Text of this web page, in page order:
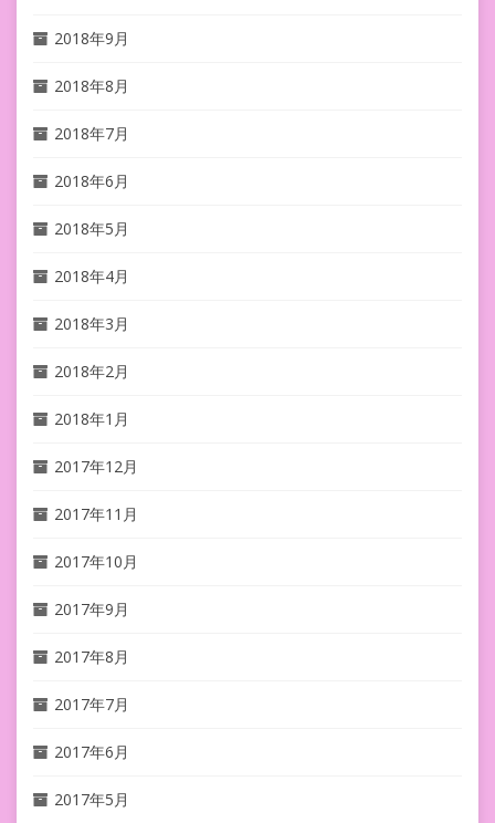
2018年9月
2018年8月
2018年7月
2018年6月
2018年5月
2018年4月
2018年3月
2018年2月
2018年1月
2017年12月
2017年11月
2017年10月
2017年9月
2017年8月
2017年7月
2017年6月
2017年5月